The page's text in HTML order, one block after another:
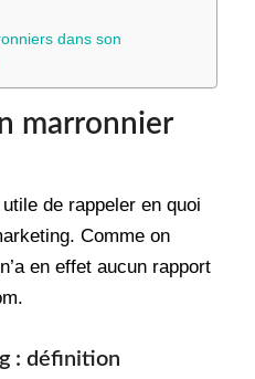
dans son
marronnier
de rappeler en quoi
Comme on
en effet aucun rapport
: définition